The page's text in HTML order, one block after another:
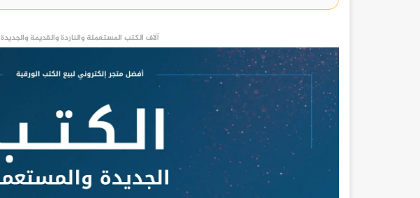
آلاف الكتب المستعملة والناردة والقديمة والجديدة